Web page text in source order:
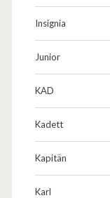
Insignia
Junior
KAD
Kadett
Kapitän
Karl